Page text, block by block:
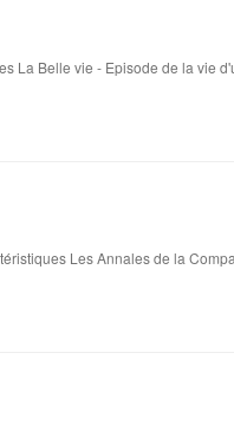
La Belle vie - Episode de la vie
Les Annales de la